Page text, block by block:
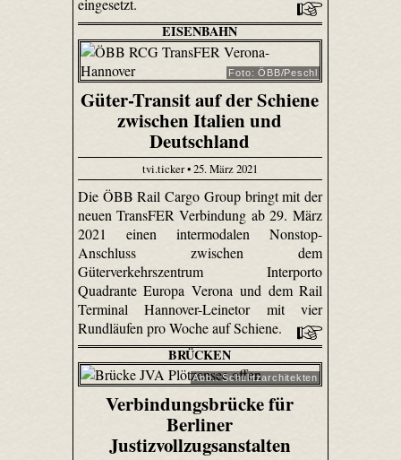
eingesetzt.
EISENBAHN
Foto: ÖBB/Peschl
Güter-Transit auf der Schiene
zwischen Italien und
Deutschland
tvi.ticker • 25. März 2021
Die ÖBB Rail Cargo Group bringt mit der
neuen TransFER Verbindung ab 29. März
2021 einen intermodalen Nonstop-
Anschluss zwischen dem
Güterverkehrszentrum Interporto
Quadrante Europa Verona und dem Rail
Terminal Hannover-Leinetor mit vier
Rundläufen pro Woche auf Schiene.
BRÜCKEN
Abb.: Schulitzarchitekten
Verbindungsbrücke für
Berliner
Justizvollzugsanstalten